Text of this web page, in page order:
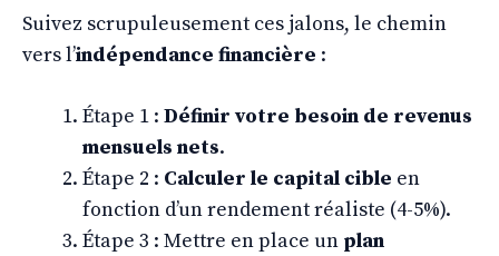
Suivez scrupuleusement ces jalons, le chemin
vers l’indépendance financière :
Étape 1 : Définir votre besoin de revenus
mensuels nets.
Étape 2 : Calculer le capital cible en
fonction d’un rendement réaliste (4-5%).
Étape 3 : Mettre en place un plan